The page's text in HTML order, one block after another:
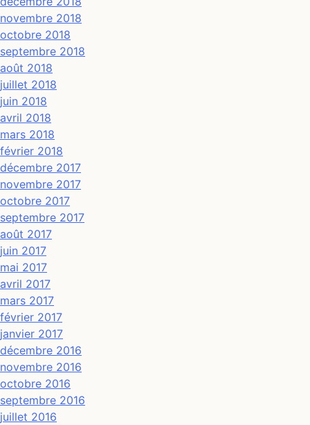
novembre 2018
octobre 2018
septembre 2018
août 2018
juillet 2018
juin 2018
avril 2018
mars 2018
février 2018
décembre 2017
novembre 2017
octobre 2017
septembre 2017
août 2017
juin 2017
mai 2017
avril 2017
mars 2017
février 2017
janvier 2017
décembre 2016
novembre 2016
octobre 2016
septembre 2016
juillet 2016